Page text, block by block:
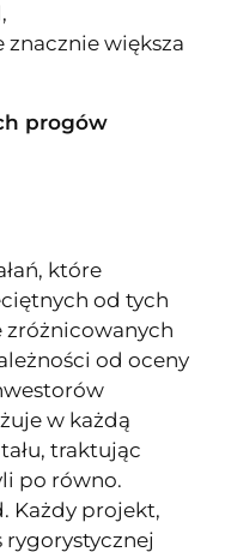
większa
progów
które
od tych
zróżnicowanych
od oceny
w każdą
traktując
po równo.
Każdy projekt,
rygorystycznej